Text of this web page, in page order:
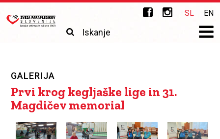
Skip to main content
Zveza
paraplegikov
SL EN
Iskalnik
Išči
GALERIJA
Prvi krog kegljaške lige in 31.
Magdičev memorial